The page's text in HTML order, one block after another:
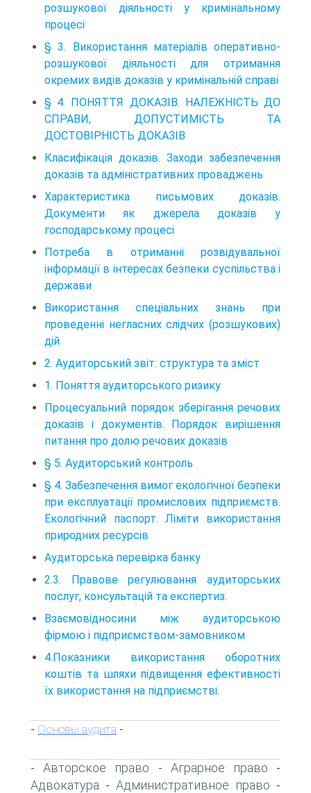
розшукової діяльності у кримінальному
процесі
§ 3. Використання матеріалів оперативно-
розшукової діяльності для отримання
окремих видів доказів у кримінальній справі
§ 4. ПОНЯТТЯ ДОКАЗІВ. НАЛЕЖНІСТЬ ДО
СПРАВИ, ДОПУСТИМІСТЬ ТА
ДОСТОВІРНІСТЬ ДОКАЗІВ
Класифікація доказів. Заходи забезпечення
доказів та адміністративних проваджень
Характеристика письмових доказів.
Документи як джерела доказів у
господарському процесі
Потреба в отриманні розвідувальної
інформації в інтересах безпеки суспільства і
держави
Використання спеціальних знань при
проведенні негласних слідчих (розшукових)
дій
2. Аудиторський звіт: структура та зміст
1. Поняття аудиторського ризику
Процесуальний порядок зберігання речових
доказів і документів. Порядок вирішення
питання про долю речових доказів
§ 5. Аудиторський контроль
§ 4. Забезпечення вимог екологічної безпеки
при експлуатації промислових підприємств.
Екологічний паспорт. Ліміти використання
природних ресурсів
Аудиторська перевірка банку
2.3. Правове регулювання аудиторських
послуг, консультацій та експертиз.
Взаємовідносини між аудиторською
фірмою і підприємством-замовником
4.Показники використання оборотних
коштів та шляхи підвищення ефективності
їх використання на підприємстві.
- Основы аудита -
-Авторское право - Аграрное право -
Адвокатура - Административное право -